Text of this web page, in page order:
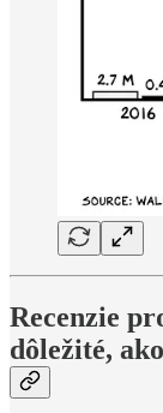
Recenzie
dôležité,